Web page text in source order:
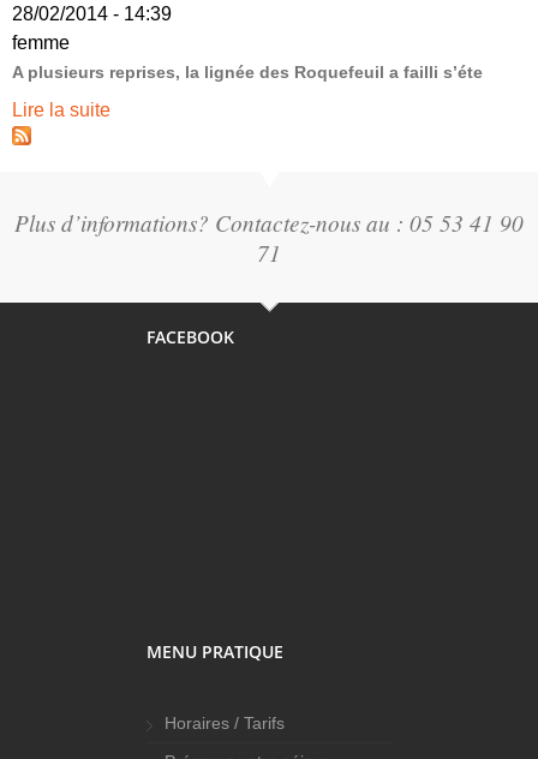
28/02/2014 - 14:39
femme
A plusieurs reprises, la lignée des Roquefeuil a failli s’éte
Lire la suite
Plus d’informations? Contactez-nous au : 05 53 41 90
71
FACEBOOK
MENU PRATIQUE
Horaires / Tarifs